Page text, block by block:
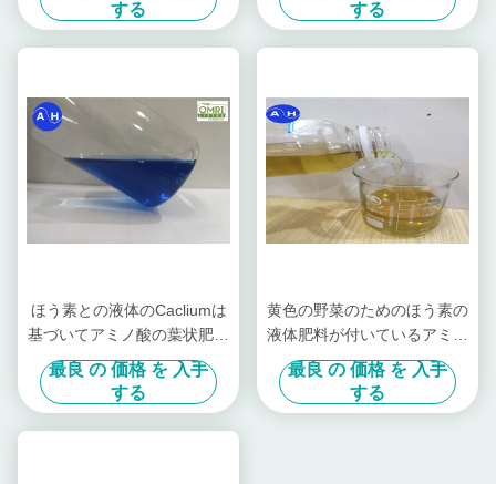
する
する
ほう素との液体のCacliumは
基づいてアミノ酸の葉状肥料
とアミノを結合します
最良 の 価格 を 入手
する
黄色の野菜のためのほう素の
液体肥料が付いているアミノ
カルシウム6-0-0
最良 の 価格 を 入手
する